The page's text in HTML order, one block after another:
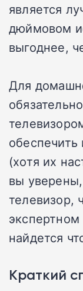
является
дюймовом
выгоднее,
Для
(хотя их
вы
телевизор,
найдется
Краткий